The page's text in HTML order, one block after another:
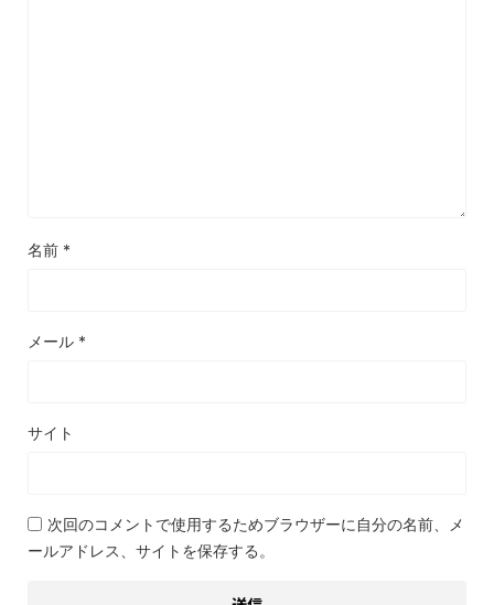
名前 *
メール *
サイト
次回のコメントで使用するためブラウザーに自分の名前、メ
ールアドレス、サイトを保存する。